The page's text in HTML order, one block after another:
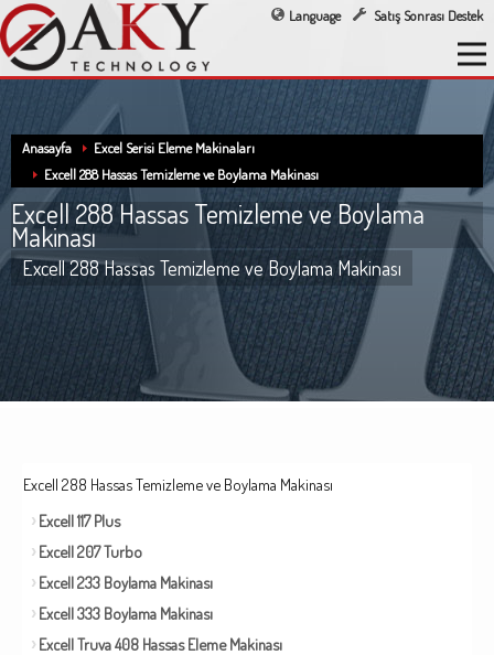
Language Satış Sonrası Destek
Anasayfa
Excel Serisi Eleme Makinaları
Excell 288 Hassas Temizleme ve Boylama Makinası
Excell 288 Hassas Temizleme ve Boylama
Makinası
Excell 288 Hassas Temizleme ve Boylama Makinası
Excell 288 Hassas Temizleme ve Boylama Makinası
Excell 117 Plus
Excell 207 Turbo
Excell 233 Boylama Makinası
Excell 333 Boylama Makinası
Excell Truva 408 Hassas Eleme Makinası